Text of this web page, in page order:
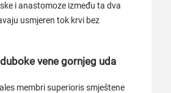
i anastomoze između ta dva
usmjeren tok krvi bez
vene gornjeg uda
membri superioris smještene